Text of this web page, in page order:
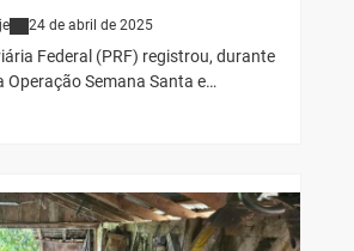
24 de abril de 2025
Federal (PRF) registrou, durante
Operação Semana Santa e…